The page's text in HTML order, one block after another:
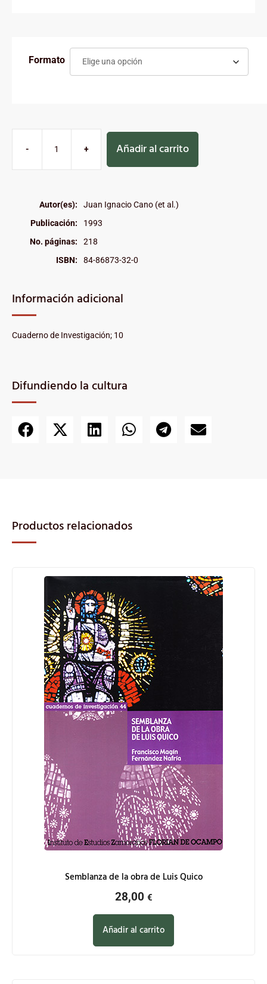
Formato
- + Añadir al carrito
Autor(es):
Juan Ignacio Cano (et al.)
Publicación:
1993
No. páginas:
218
ISBN:
84-86873-32-0
Información adicional
Cuaderno de Investigación; 10
Difundiendo la cultura
Productos relacionados
Semblanza de la obra de Luis Quico
28,00 €
Añadir al carrito